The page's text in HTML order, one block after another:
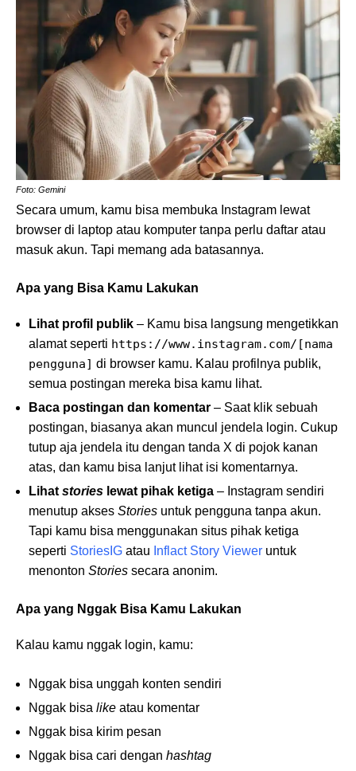
Foto: Gemini
Secara umum, kamu bisa membuka Instagram lewat
browser di laptop atau komputer tanpa perlu daftar atau
masuk akun. Tapi memang ada batasannya.
Apa yang Bisa Kamu Lakukan
Lihat profil publik – Kamu bisa langsung mengetikkan
alamat seperti https://www.instagram.com/[nama
pengguna] di browser kamu. Kalau profilnya publik,
semua postingan mereka bisa kamu lihat.
Baca postingan dan komentar – Saat klik sebuah
postingan, biasanya akan muncul jendela login. Cukup
tutup aja jendela itu dengan tanda X di pojok kanan
atas, dan kamu bisa lanjut lihat isi komentarnya.
Lihat stories lewat pihak ketiga – Instagram sendiri
menutup akses Stories untuk pengguna tanpa akun.
Tapi kamu bisa menggunakan situs pihak ketiga
seperti StoriesIG atau Inflact Story Viewer untuk
menonton Stories secara anonim.
Apa yang Nggak Bisa Kamu Lakukan
Kalau kamu nggak login, kamu:
Nggak bisa unggah konten sendiri
Nggak bisa like atau komentar
Nggak bisa kirim pesan
Nggak bisa cari dengan hashtag